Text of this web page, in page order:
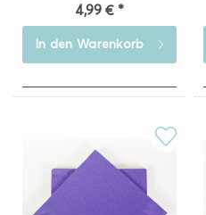
4,99 € *
In den Warenkorb